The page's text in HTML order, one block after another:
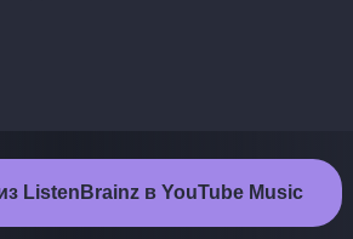
ListenBrainz в YouTube Music